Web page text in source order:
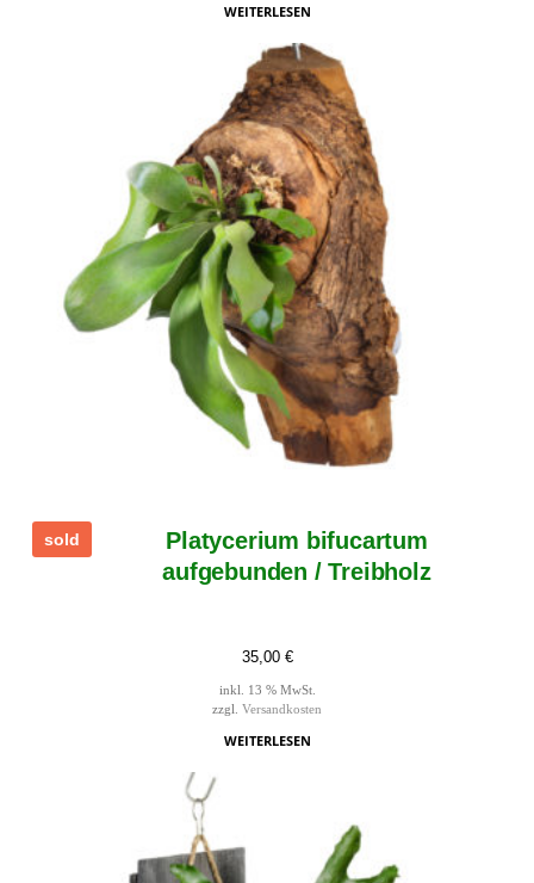
WEITERLESEN
sold
Platycerium bifucartum
aufgebunden / Treibholz
35,00 €
inkl. 13 % MwSt.
zzgl. Versandkosten
WEITERLESEN